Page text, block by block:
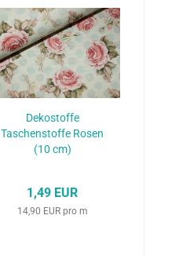
Dekostoffe
Taschenstoffe Rosen
(10 cm)
1,49 EUR
14,90 EUR pro m